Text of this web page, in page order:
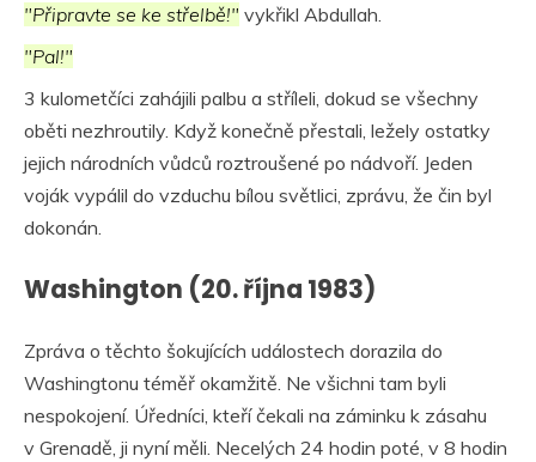
"Připravte se ke střelbě!" vykřikl Abdullah.
"Pal!"
3 kulometčíci zahájili palbu a stříleli, dokud se všechny
oběti nezhroutily. Když konečně přestali, ležely ostatky
jejich národních vůdců roztroušené po nádvoří. Jeden
voják vypálil do vzduchu bílou světlici, zprávu, že čin byl
dokonán.
Washington (20. října 1983)
Zpráva o těchto šokujících událostech dorazila do
Washingtonu téměř okamžitě. Ne všichni tam byli
nespokojení. Úředníci, kteří čekali na záminku k zásahu
v Grenadě, ji nyní měli. Necelých 24 hodin poté, v 8 hodin